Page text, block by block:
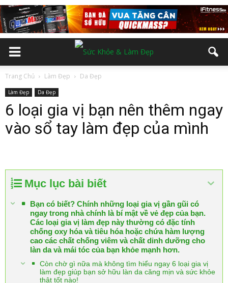
Trang Chủ Làm Đẹp Da Đẹp
Làm Đẹp Da Đẹp
6 loại gia vị bạn nên thêm ngay
vào sổ tay làm đẹp của mình
Mục lục bài biết
Bạn có biết? Chính những loại gia vị gần gũi có
ngay trong nhà chính là bí mật về vẻ đẹp của bạn.
Các loại gia vị làm đẹp này thường có đặc tính
chống oxy hóa và tiêu hóa hoặc chứa hàm lượng
cao các chất chống viêm và chất dinh dưỡng cho
làn da và mái tóc của bạn khỏe mạnh hơn.
Còn chờ gì nữa mà không tìm hiểu ngay 6 loại gia vị
làm đẹp giúp bạn sở hữu làn da căng mịn và sức khỏe
thật tốt nào!